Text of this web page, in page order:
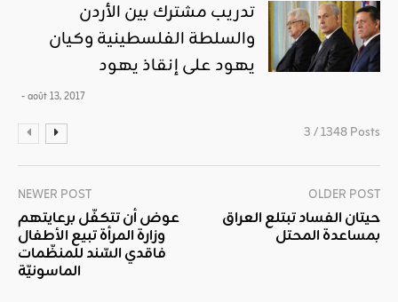
تدريب مشترك بين الأردن
والسلطة الفلسطينية وكيان
يهود على إنقاذ يهود
- août 13, 2017
3 / 1348 Posts
NEWER POST
عوض أن تتكفّل برعايتهم
وزارة المرأة تبيع الأطفال
فاقدي السّند للمنظّمات
الماسونيّة
OLDER POST
حيتان الفساد تبتلع العراق
بمساعدة المحتل